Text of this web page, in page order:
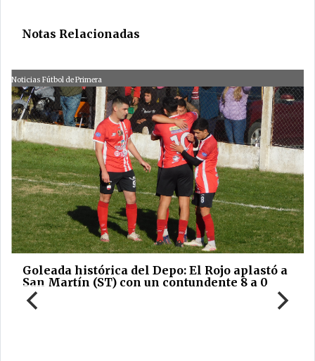
Notas Relacionadas
Noticias Fútbol de Primera
Goleada histórica del Depo: El Rojo aplastó a
San Martín (ST) con un contundente 8 a 0